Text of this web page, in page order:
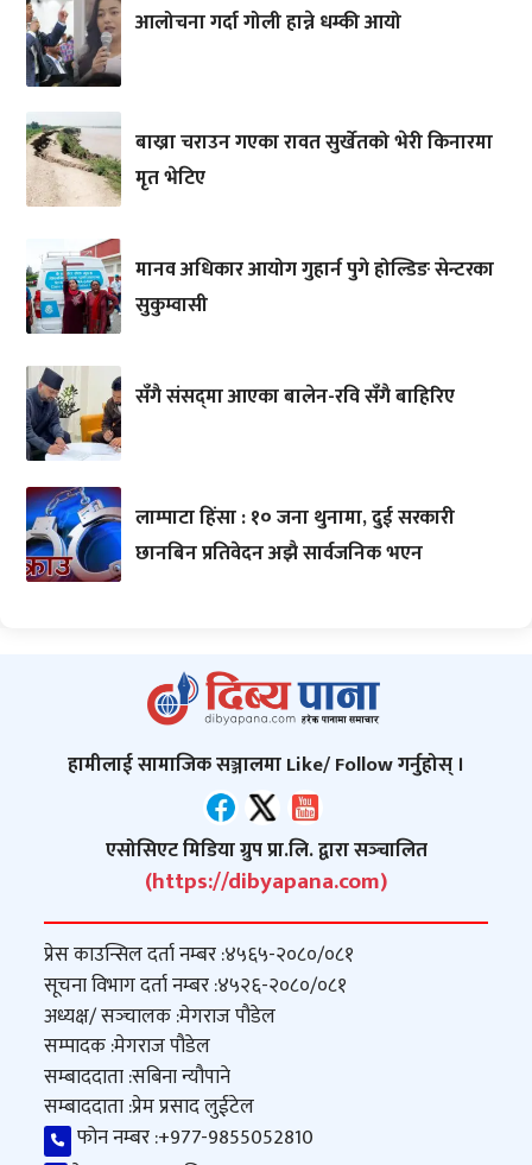
आलोचना गर्दा गोली हान्ने धम्की आयो
बाख्रा चराउन गएका रावत सुर्खेतको भेरी किनारमा
मृत भेटिए
मानव अधिकार आयोग गुहार्न पुगे होल्डिङ सेन्टरका
सुकुम्वासी
सँगै संसद्‌मा आएका बालेन-रवि सँगै बाहिरिए
लाम्पाटा हिंसा : १० जना थुनामा, दुई सरकारी
छानबिन प्रतिवेदन अझै सार्वजनिक भएन
हामीलाई सामाजिक सञ्जालमा Like/ Follow गर्नुहोस् ।
एसोसिएट मिडिया ग्रुप प्रा.लि. द्वारा सञ्‍चालित
(https://dibyapana.com)
प्रेस काउन्सिल दर्ता नम्बर :४५६५-२०८०/०८१
सूचना विभाग दर्ता नम्बर :४५२६-२०८०/०८१
अध्यक्ष/ सञ्‍चालक :मेगराज पौडेल
सम्पादक :मेगराज पौडेल
सम्बाददाता :सबिना न्यौपाने
सम्बाददाता :प्रेम प्रसाद लुईटेल
फोन नम्बर :+977-9855052810